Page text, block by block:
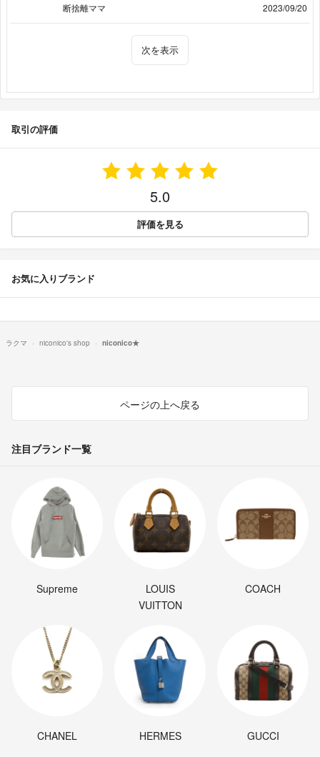
断捨離ママ
2023/09/20
次を表示
取引の評価
5.0
評価を見る
お気に入りブランド
ラクマ niconico's shop niconico★
ページの上へ戻る
注目ブランド一覧
Supreme
LOUIS
VUITTON
COACH
CHANEL HERMES GUCCI